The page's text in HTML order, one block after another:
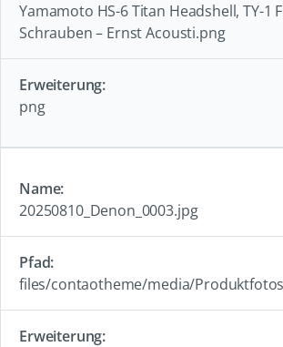
Yamamoto HS-6 Titan Headshell, TY-1
Schrauben – Ernst Acousti.png
png
20250810_Denon_0003.jpg
files/contaotheme/media/